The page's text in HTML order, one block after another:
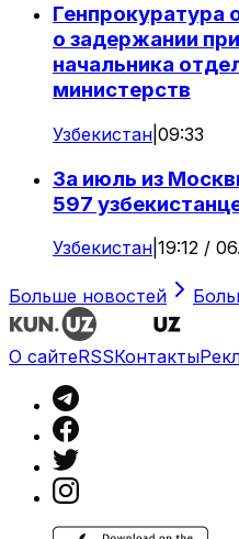
Генпрокуратура
о задержании
начальника
министерств
Узбекистан 09:33
За июль из
597
Узбекистан 19:12 /
Больше новостей
О сайтеRSSКонтакты